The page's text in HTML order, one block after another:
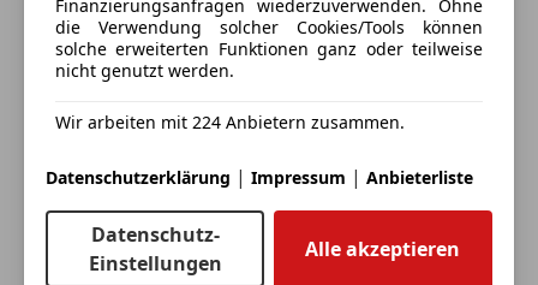
(unverbindlich).
Fahrzeugdaten hinzufügen
Deine E-Mail
Finanzierungsanfragen wiederzuverwenden. Ohne
die Verwendung solcher Cookies/Tools können
solche erweiterten Funktionen ganz oder teilweise
nicht genutzt werden.
Wir arbeiten mit 224 Anbietern zusammen.
Datenschutzerklärung | Impressum | Anbieterliste
Datenschutz-
Einstellungen
Alle akzeptieren